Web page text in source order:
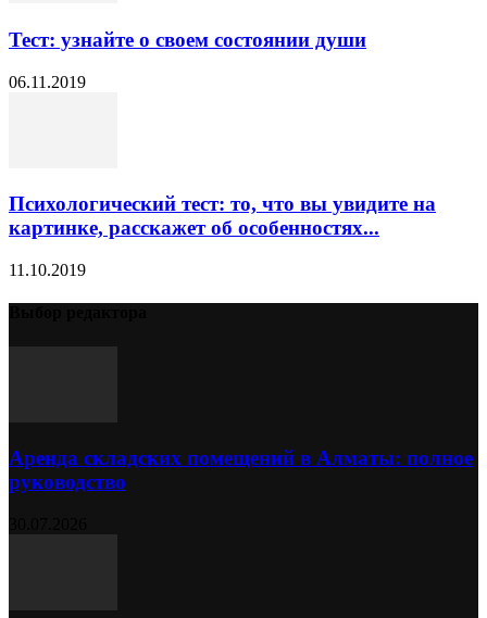
Тест: узнайте о своем состоянии души
06.11.2019
Психологический тест: то, что вы увидите на
картинке, расскажет об особенностях...
11.10.2019
Аренда складских помещений в Алматы: полное
руководство